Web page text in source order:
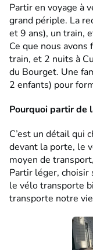
Partir en voyage à
grand périple. La
et 9 ans), un train,
Ce que nous
train, et 2 nuits à
du Bourget. Une
2 enfants) pour
Pourquoi partir de
C’est un détail qui
devant la porte, le
moyen de
Partir léger, choisir
le vélo transporte
transporte notre